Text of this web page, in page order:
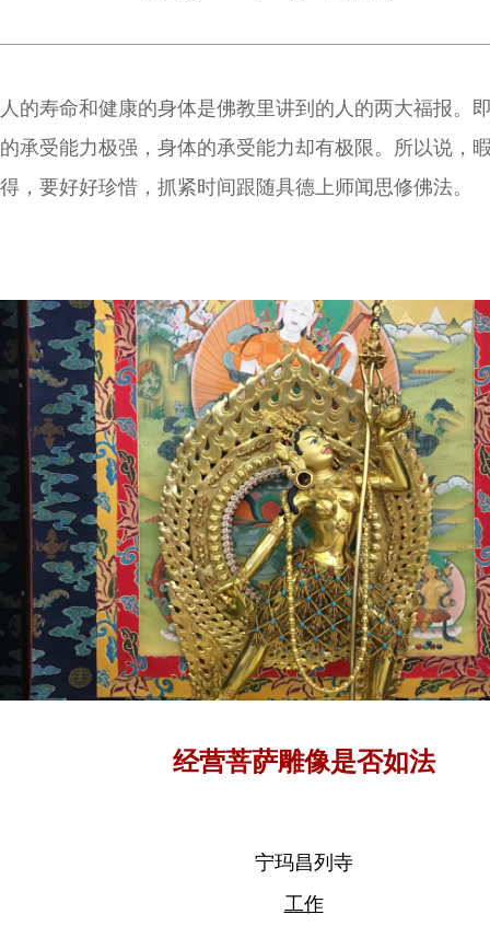
人的寿命和健康的身体是佛教里讲到的人的两大福报。
的承受能力极强，身体的承受能力却有极限。所以说，
得，要好好珍惜，抓紧时间跟随具德上师闻思修佛法。
经营菩萨雕像是否如法
宁玛昌列寺
工作